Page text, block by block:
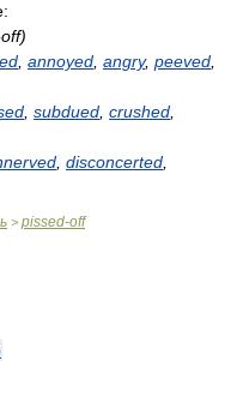
annoyed angry, peeved
subdued crushed
disconcerted
> pissed-off